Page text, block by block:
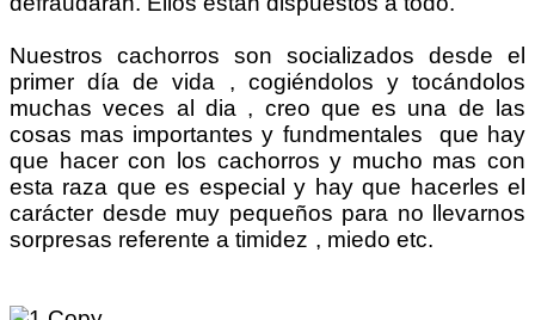
Nuestros cachorros son socializados desde el
primer día de vida , cogiéndolos y tocándolos
muchas veces al dia , creo que es una de las
cosas mas importantes y fundmentales que hay
que hacer con los cachorros y mucho mas con
esta raza que es especial y hay que hacerles el
carácter desde muy pequeños para no llevarnos
sorpresas referente a timidez , miedo etc.